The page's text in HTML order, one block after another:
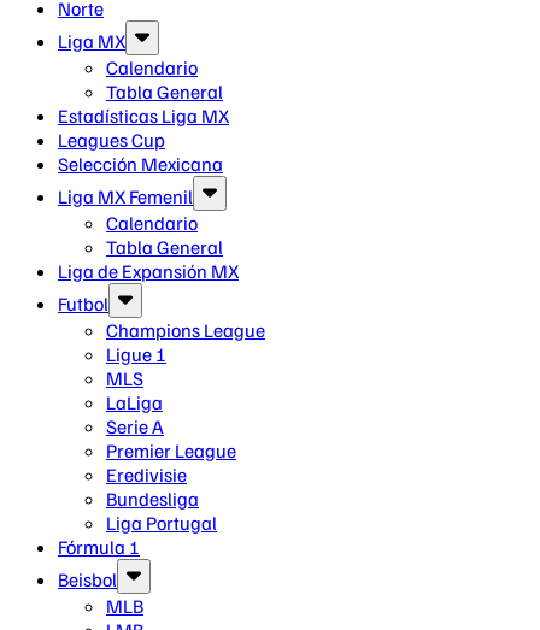
Norte
Liga MX
Calendario
Tabla General
Estadísticas Liga MX
Leagues Cup
Selección Mexicana
Liga MX Femenil
Calendario
Tabla General
Liga de Expansión MX
Futbol
Champions League
Ligue 1
MLS
LaLiga
Serie A
Premier League
Eredivisie
Bundesliga
Liga Portugal
Fórmula 1
Beisbol
MLB